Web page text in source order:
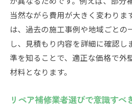
安
ひび割れ補修の業者料
剥がれ・ひび割れ補修
関東圏内での外壁補修
リペア補修業者が実施す
補修費用を抑えるための実践
当然ながら費用が大きく変わりま
は、過去の施工事例や地域ごとの
し、見積もり内容を詳細に確認し
準を知ることで、適正な価格で外
材料となります。
リペア補修業者選びで意識すべ